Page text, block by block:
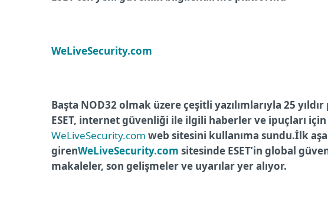
WeLiveSecurity.com
Başta NOD32 olmak üzere çeşitli yazılımlarıyla 25
ESET, internet güvenliği ile ilgili haberler ve ipuçları
WeLiveSecurity.com web sitesini kullanıma sundu.İlk
girenWeLiveSecurity.com sitesinde ESET’in global
makaleler, son gelişmeler ve uyarılar yer alıyor.